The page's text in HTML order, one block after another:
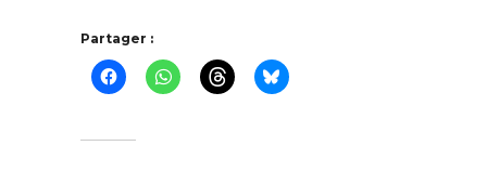
Partager :